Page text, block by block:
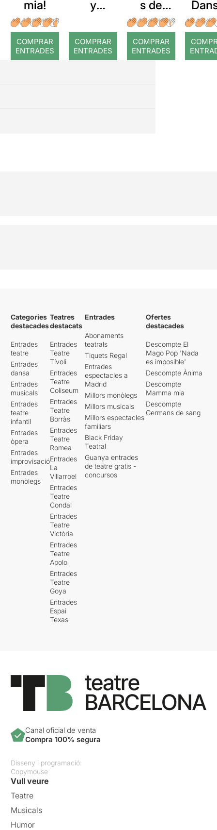
mia!
COMPRAR
ENTRADES
y
COMPRAR
ENTRADES
s de
sang
COMPRAR
ENTRADES
El
Categories
destacades
Entrades
teatre
Entrades
dansa
Entrades
musicals
Entrades
teatre
infantil
Entrades
òpera
Entrades
improvisació
Entrades
monòlegs
Teatres
destacats
Entrades
Teatre
Tívoli
Entrades
Teatre
Coliseum
Entrades
Teatre
Borràs
Entrades
Teatre
Romea
Entrades
La
Villarroel
Entrades
Teatre
Condal
Entrades
Teatre
Victòria
Entrades
Teatre
Apolo
Entrades
Teatre
Goya
Entrades
Espai
Texas
Entrades
Abonaments
teatrals
Tiquets Regal
Entrades
espectacles a
Madrid
Millors monòlegs
Millors musicals
Millors espectacles
familiars
Black Friday
Teatral
Guanya entrades
de teatre gratis -
concursos
Ofertes
destacades
Descompte El
Mago Pop 'Nada
es imposible'
Descompte Ànima
Descompte
Mamma mia
Descompte
Germans de sang
Canal oficial de venta
Compra 100% segura
Disseny i programació:
Copymouse
Vull veure
Teatre
Musicals
Humor